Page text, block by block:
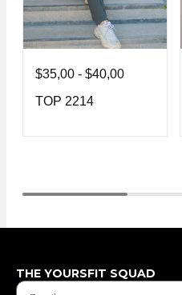
$35,00 - $40,00
TOP 2214
THE YOURSFIT SQUAD